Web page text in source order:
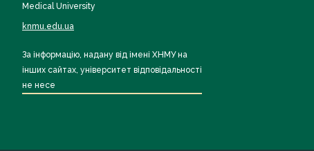
Medical University
knmu.edu.ua
За інформацію, надану від імені ХНМУ на
інших сайтах, університет відповідальності
не несе